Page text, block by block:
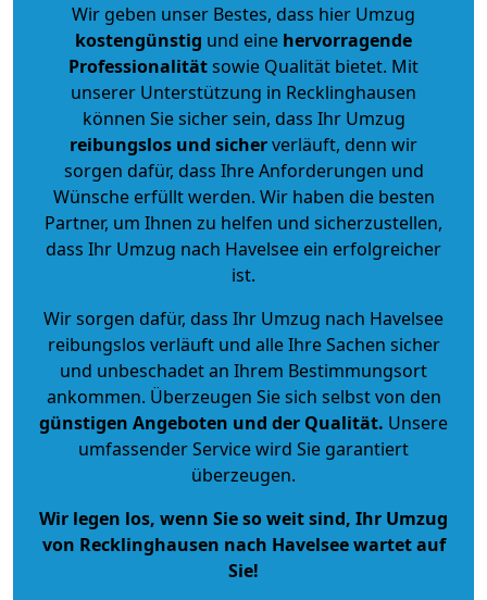
Wir geben unser Bestes, dass hier Umzug
kostengünstig und eine hervorragende
Professionalitätsowie Qualität bietet. Mit
unserer Unterstützung in Recklinghausen
können Sie sicher sein, dass Ihr Umzug
reibungslos und sicherverläuft, denn wir
sorgen dafür, dass Ihre Anforderungen und
Wünsche erfüllt werden. Wir haben die besten
Partner, um Ihnen zu helfen und sicherzustellen,
dass Ihr Umzug nach Havelsee ein erfolgreicher
ist.
Wir sorgen dafür, dass Ihr Umzug nach Havelsee
reibungslos verläuft und alle Ihre Sachen sicher
und unbeschadet an Ihrem Bestimmungsort
ankommen. Überzeugen Sie sich selbst von den
günstigen Angeboten und der Qualität. Unsere
umfassender Service wird Sie garantiert
überzeugen.
Wir legen los, wenn Sie so weit sind, Ihr Umzug
von Recklinghausen nach Havelsee wartet auf
Sie!